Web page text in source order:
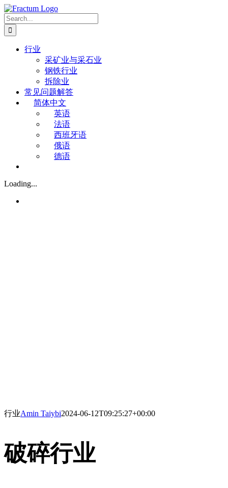
Skip
to
content
Search
for:
行业
采矿业与采石业
钢铁行业
拆除业
常见问题解答
简体中文
英语
法语
西班牙语
俄语
德语
Loading...
行业Amin Taiybi2024-06-12T09:25:27+00:00
破碎行业